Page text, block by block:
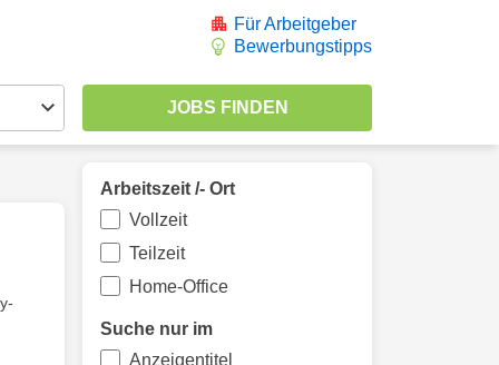
Für Arbeitgeber
Bewerbungstipps
Arbeitszeit /- Ort
Vollzeit
Teilzeit
Home-Office
Suche nur im
Anzeigentitel